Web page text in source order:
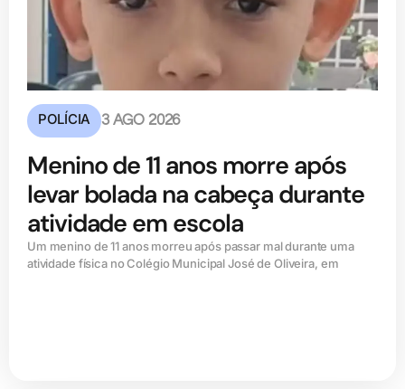
POLÍCIA 3 AGO 2026
Menino de 11 anos morre após
levar bolada na cabeça durante
atividade em escola
Um menino de 11 anos morreu após passar mal durante uma
atividade física no Colégio Municipal José de Oliveira, em